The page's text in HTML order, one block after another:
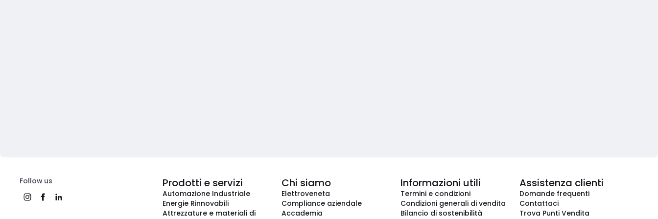
Follow us Prodotti e servizi
Automazione Industriale
Energie Rinnovabili
Attrezzature e materiali di
Chi siamo
Elettroveneta
Compliance aziendale
Accademia
Informazioni utili
Termini e condizioni
Condizioni generali di vendita
Bilancio di sostenibilità
Assistenza clienti
Domande frequenti
Contattaci
Trova Punti Vendita